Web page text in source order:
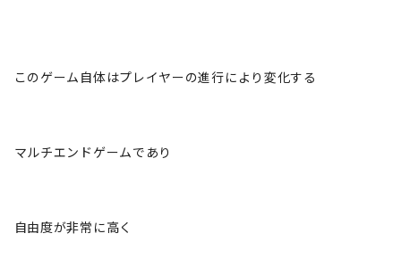
このゲーム自体はプレイヤーの進行により変化する
マルチエンドゲームであり
自由度が非常に高く